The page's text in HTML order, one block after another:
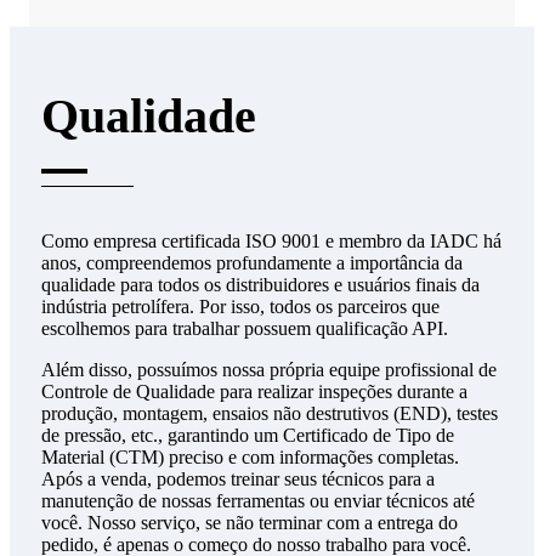
Qualidade
Como empresa certificada ISO 9001 e membro da IADC há
anos, compreendemos profundamente a importância da
qualidade para todos os distribuidores e usuários finais da
indústria petrolífera. Por isso, todos os parceiros que
escolhemos para trabalhar possuem qualificação API.
Além disso, possuímos nossa própria equipe profissional de
Controle de Qualidade para realizar inspeções durante a
produção, montagem, ensaios não destrutivos (END), testes
de pressão, etc., garantindo um Certificado de Tipo de
Material (CTM) preciso e com informações completas.
Após a venda, podemos treinar seus técnicos para a
manutenção de nossas ferramentas ou enviar técnicos até
você. Nosso serviço, se não terminar com a entrega do
pedido, é apenas o começo do nosso trabalho para você.